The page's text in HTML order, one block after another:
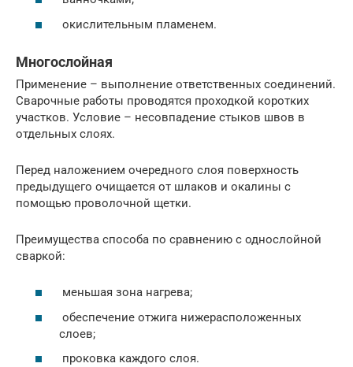
окислительным пламенем.
Многослойная
Применение – выполнение ответственных соединений.
Сварочные работы проводятся проходкой коротких
участков. Условие – несовпадение стыков швов в
отдельных слоях.
Перед наложением очередного слоя поверхность
предыдущего очищается от шлаков и окалины с
помощью проволочной щетки.
Преимущества способа по сравнению с однослойной
сваркой:
меньшая зона нагрева;
обеспечение отжига нижерасположенных
слоев;
проковка каждого слоя.